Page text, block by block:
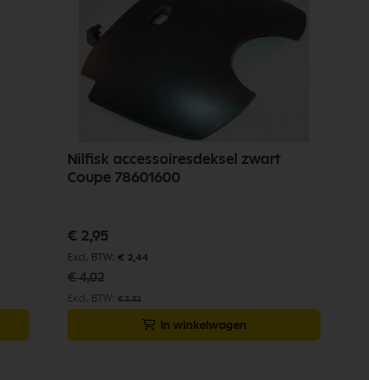
Nilfisk accessoiresdeksel zwart
Coupe 78601600
Speciale
prijs
€ 2,95
€ 2,44
€ 4,02
€ 3,32
In winkelwagen